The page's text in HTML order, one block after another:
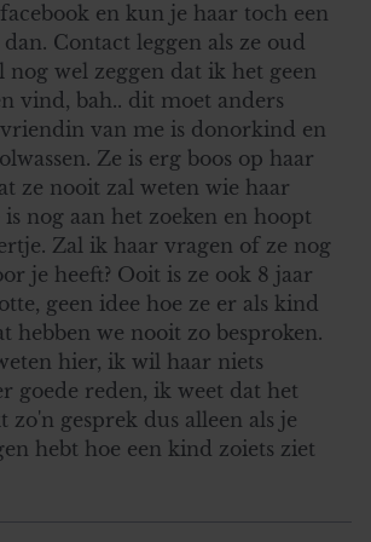
en kun je haar toch een
Contact leggen als ze oud
nog wel zeggen dat ik het geen
vind, bah.. dit moet anders
van me is donorkind en
Ze is erg boos op haar
ze nooit zal weten wie haar
is nog aan het zoeken en hoopt
Zal ik haar vragen of ze nog
je heeft? Ooit is ze ook 8 jaar
geen idee hoe ze er als kind
hebben we nooit zo besproken.
hier, ik wil haar niets
goede reden, ik weet dat het
zo'n gesprek dus alleen als je
hebt hoe een kind zoiets ziet